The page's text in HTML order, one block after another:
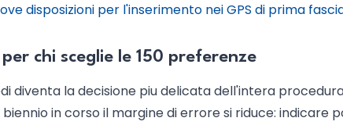
disposizioni per l'inserimento nei GPS di prima
chi sceglie le 150 preferenze
diventa la decisione piu delicata dell'intera
in corso il margine di errore si riduce: indicare